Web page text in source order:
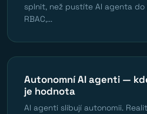
splnit, než pustíte AI agenta do
RBAC,...
Autonomní AI agenti —
je hodnota
AI agenti slibují autonomii.